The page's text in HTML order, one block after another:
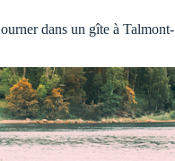
dans un gîte à Talmont-